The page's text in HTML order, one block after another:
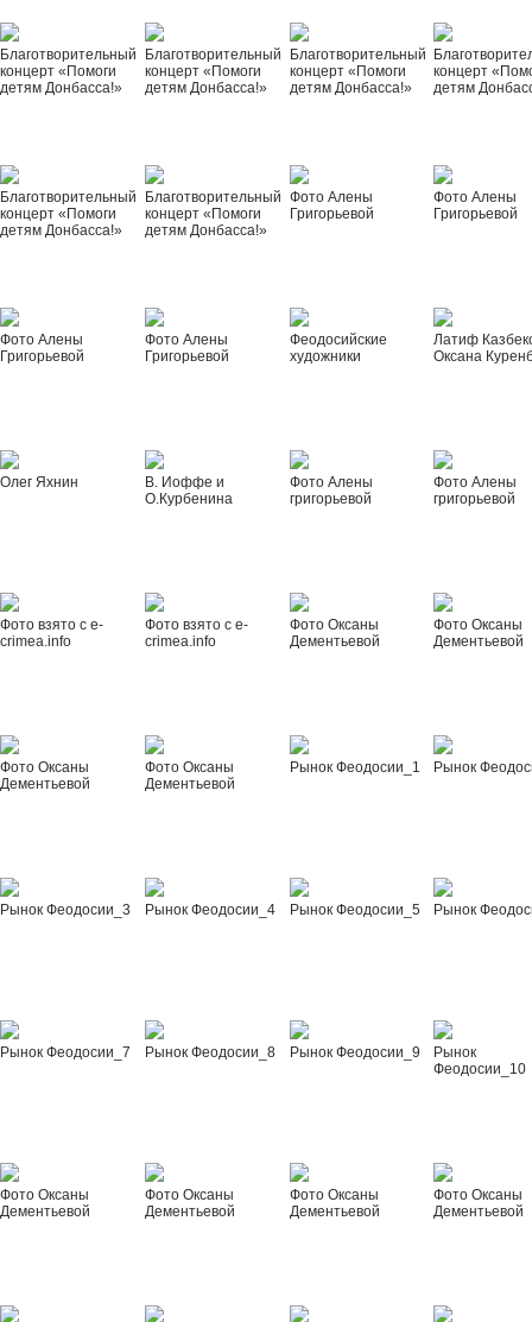
Благотворительный
концерт «Помоги
детям Донбасса!»
Благотворительный
концерт «Помоги
детям Донбасса!»
Благотворительный
концерт «Помоги
детям Донбасса!»
концерт
детям
Благотворительный
концерт «Помоги
детям Донбасса!»
Благотворительный
концерт «Помоги
детям Донбасса!»
Фото Алены
Григорьевой
Фото Алены
Григорьевой
Фото Алены
Григорьевой
Фото Алены
Григорьевой
Феодосийские
художники
Латиф
Оксана
Олег Яхнин
В. Иоффе и
О.Курбенина
Фото Алены
григорьевой
Фото Алены
григорьевой
Фото взято с e-
crimea.info
Фото взято с e-
crimea.info
Фото Оксаны
Дементьевой
Фото Оксаны
Дементьевой
Фото Оксаны
Дементьевой
Фото Оксаны
Дементьевой
Рынок Феодосии_1 Рынок
Рынок Феодосии_3 Рынок Феодосии_4 Рынок Феодосии_5 Рынок
Рынок Феодосии_7 Рынок Феодосии_8 Рынок Феодосии_9
Рынок
Феодосии_10
Фото Оксаны
Дементьевой
Фото Оксаны
Дементьевой
Фото Оксаны
Дементьевой
Фото Оксаны
Дементьевой